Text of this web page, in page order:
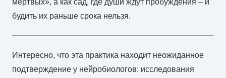
будить их раньше срока нельзя.
Интересно, что эта практика находит неожиданное
подтверждение у нейробиологов: исследования